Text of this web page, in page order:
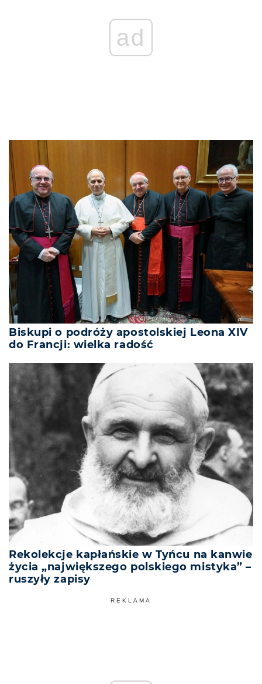
ad
Biskupi o podróży apostolskiej Leona XIV
do Francji: wielka radość
Rekolekcje kapłańskie w Tyńcu na kanwie
życia „największego polskiego mistyka” –
ruszyły zapisy
REKLAMA